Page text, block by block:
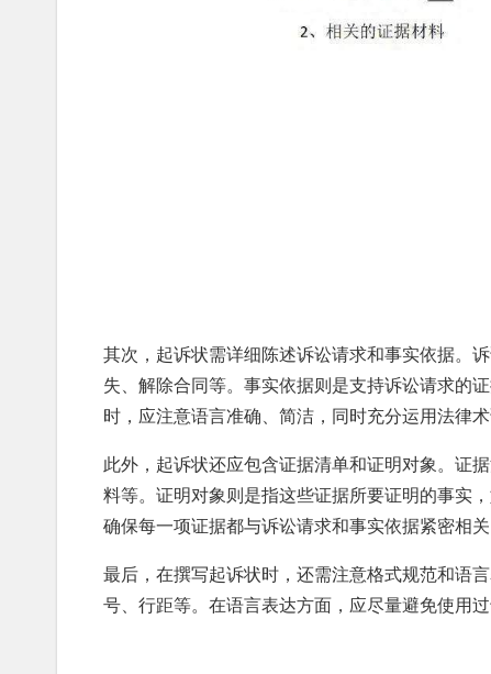
其次，起诉状需详细陈述诉讼请求和事实依据。
失、解除合同等。事实依据则是支持诉讼请求的
时，应注意语言准确、简洁，同时充分运用法律
此外，起诉状还应包含证据清单和证明对象。证
料等。证明对象则是指这些证据所要证明的事实
确保每一项证据都与诉讼请求和事实依据紧密相
最后，在撰写起诉状时，还需注意格式规范和语
号、行距等。在语言表达方面，应尽量避免使用